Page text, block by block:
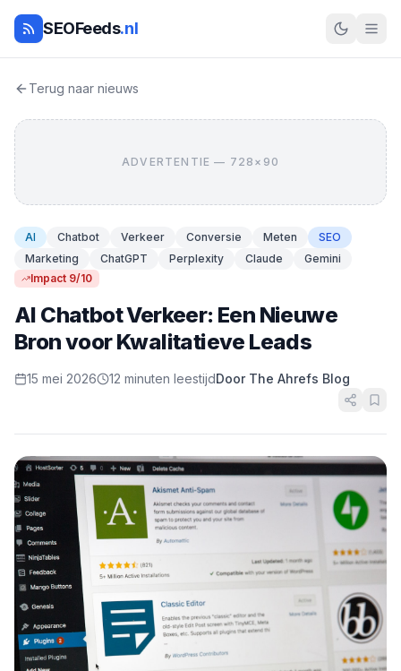
SEOFeeds.nl
Terug naar nieuws
ADVERTENTIE — 728×90
AI Chatbot Verkeer Conversie Meten
SEO
Marketing
ChatGPT Perplexity Claude
Gemini
Impact 9/10
AI Chatbot Verkeer: Een Nieuwe
Bron voor Kwalitatieve Leads
15 mei 2026 12 minuten leestijdDoor The Ahrefs Blog